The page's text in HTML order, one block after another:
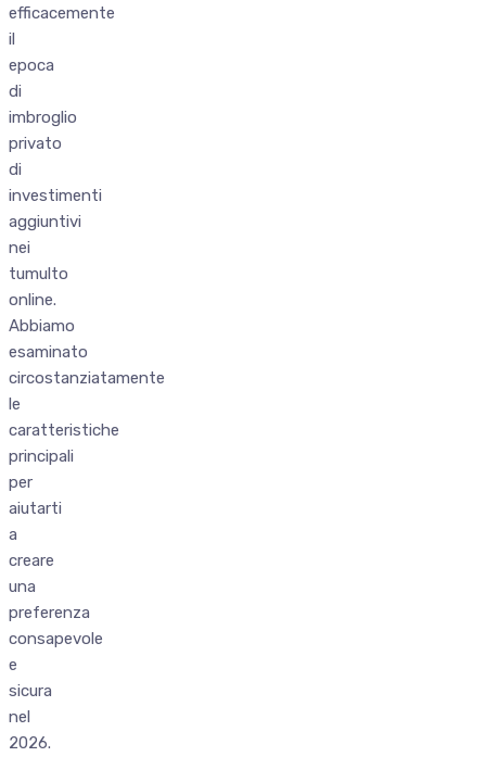
efficacemente
il
epoca
di
imbroglio
privato
di
investimenti
aggiuntivi
nei
tumulto
online.
Abbiamo
esaminato
circostanziatamente
le
caratteristiche
principali
per
aiutarti
a
creare
una
preferenza
consapevole
e
sicura
nel
2026.